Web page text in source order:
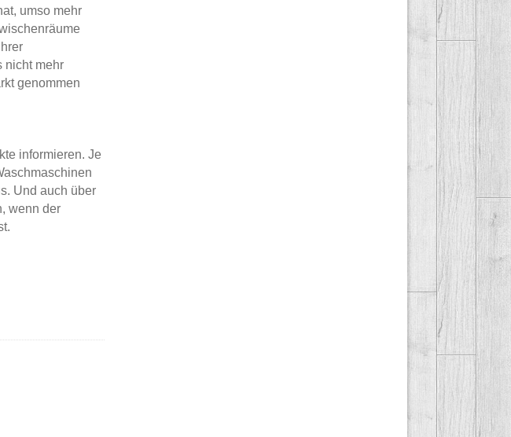
umso mehr
nicht mehr
genommen
informieren. Je
Und auch über
wenn der